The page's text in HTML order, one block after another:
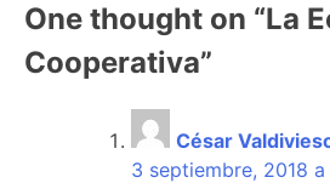
One thought on “La
Cooperativa”
César
3 septiembre, 2018